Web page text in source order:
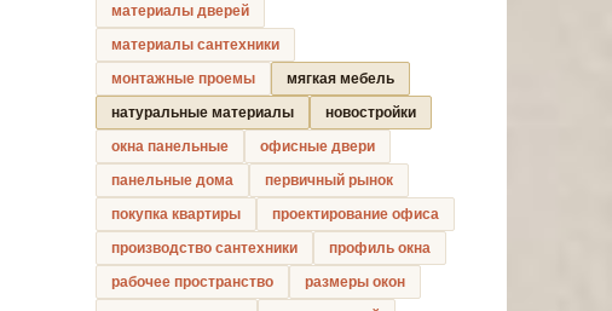
материалы дверей
материалы сантехники
монтажные проемы
мягкая мебель
натуральные материалы
новостройки
окна панельные
офисные двери
панельные дома
первичный рынок
покупка квартиры
проектирование офиса
производство сантехники
профиль окна
рабочее пространство
размеры окон